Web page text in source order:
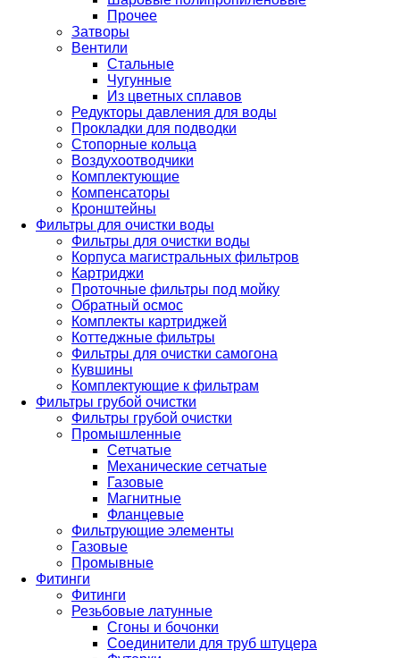
Прочее
Затворы
Вентили
Стальные
Чугунные
Из цветных сплавов
Редукторы давления для воды
Прокладки для подводки
Стопорные кольца
Воздухоотводчики
Комплектующие
Компенсаторы
Кронштейны
Фильтры для очистки воды
Фильтры для очистки воды
Корпуса магистральных фильтров
Картриджи
Проточные фильтры под мойку
Обратный осмос
Комплекты картриджей
Коттеджные фильтры
Фильтры для очистки самогона
Кувшины
Комплектующие к фильтрам
Фильтры грубой очистки
Фильтры грубой очистки
Промышленные
Сетчатые
Механические сетчатые
Газовые
Магнитные
Фланцевые
Фильтрующие элементы
Газовые
Промывные
Фитинги
Фитинги
Резьбовые латунные
Сгоны и бочонки
Соединители для труб штуцера